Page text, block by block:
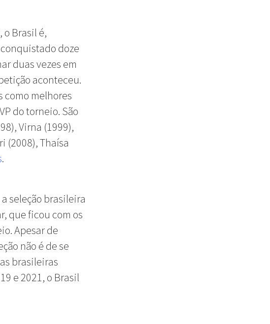
Brasil é,
doze
duas vezes em
aconteceu.
como melhores
do torneio. São
Virna (1999),
(2008), Thaísa
.
seleção brasileira
que ficou com os
Apesar de
não é de se
brasileiras
e 2021, o Brasil